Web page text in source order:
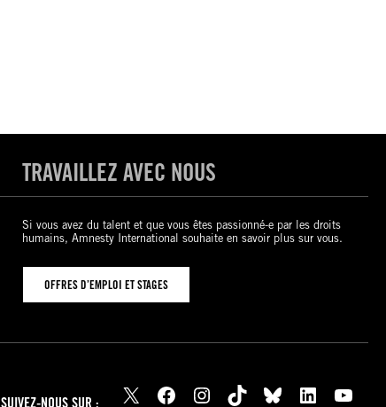
TRAVAILLEZ AVEC NOUS
Si vous avez du talent et que vous êtes passionné-e par les droits
humains, Amnesty International souhaite en savoir plus sur vous.
OFFRES D’EMPLOI ET STAGES
SUIVEZ-NOUS SUR : X Facebook Instagram TikTok Bluesky LinkedIn YouTube